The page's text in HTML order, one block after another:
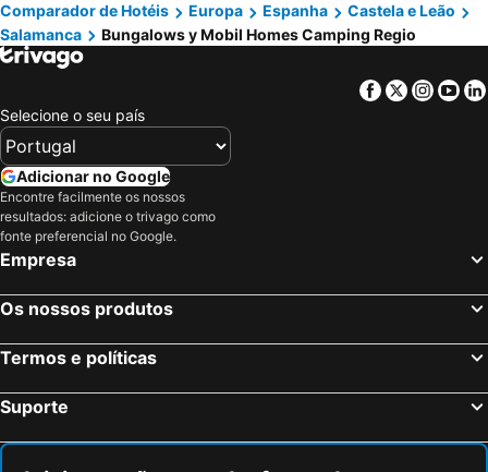
Comparador de Hotéis
Europa Espanha
Castela e Leão
Salamanca
Bungalows y Mobil Homes Camping Regio
Facebook
Twitter
Selecione o seu país
Adicionar no Google
Encontre facilmente os nossos
resultados: adicione o trivago como
fonte preferencial no Google.
Empresa
Os nossos produtos
Termos e políticas
Suporte